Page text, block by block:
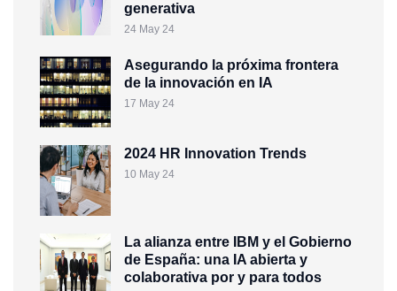
generativa
24 May 24
Asegurando la próxima frontera
de la innovación en IA
17 May 24
2024 HR Innovation Trends
10 May 24
La alianza entre IBM y el Gobierno
de España: una IA abierta y
colaborativa por y para todos